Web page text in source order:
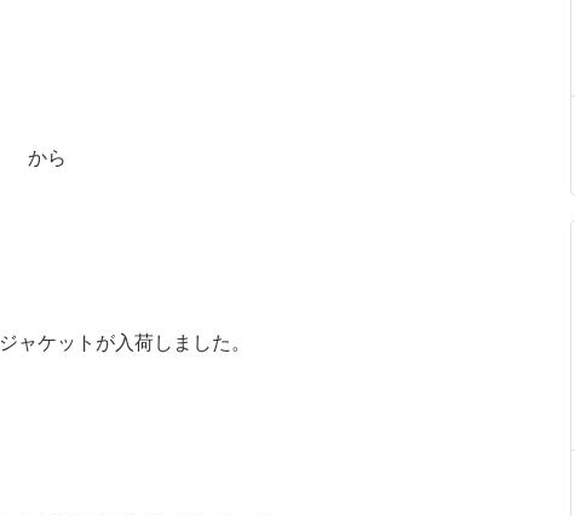
から
ャケットが入荷しました。